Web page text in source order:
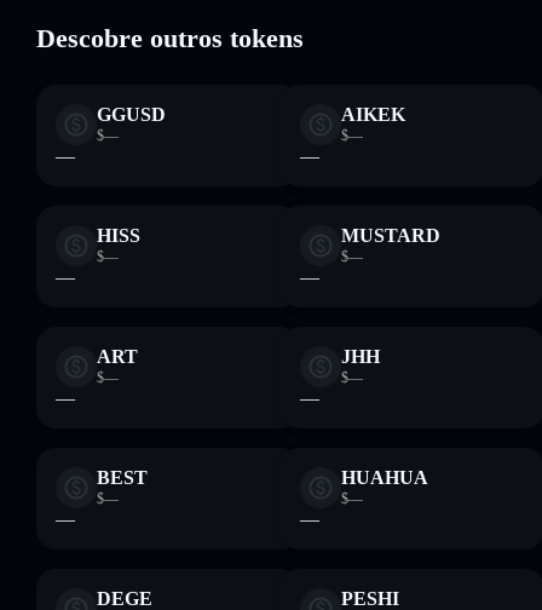
Descobre outros tokens
GGUSD
$—
—
AIKEK
$—
—
HISS
$—
—
MUSTARD
$—
—
ART
$—
—
JHH
$—
—
BEST
$—
—
HUAHUA
$—
—
DEGE PESHI